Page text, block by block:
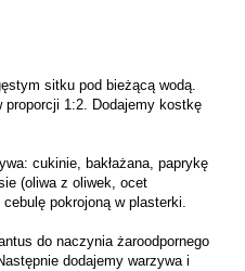
sitku pod bieżącą wodą.
proporcji 1:2. Dodajemy kostkę
cukinie, bakłażana, paprykę
(oliwa z oliwek, ocet
pokrojoną w plasterki.
do naczynia żaroodpornego
dodajemy warzywa i